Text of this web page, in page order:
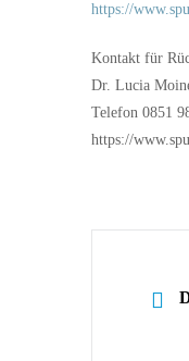
https://
Kontakt für
Dr. Lucia
Telefon 0851
https://